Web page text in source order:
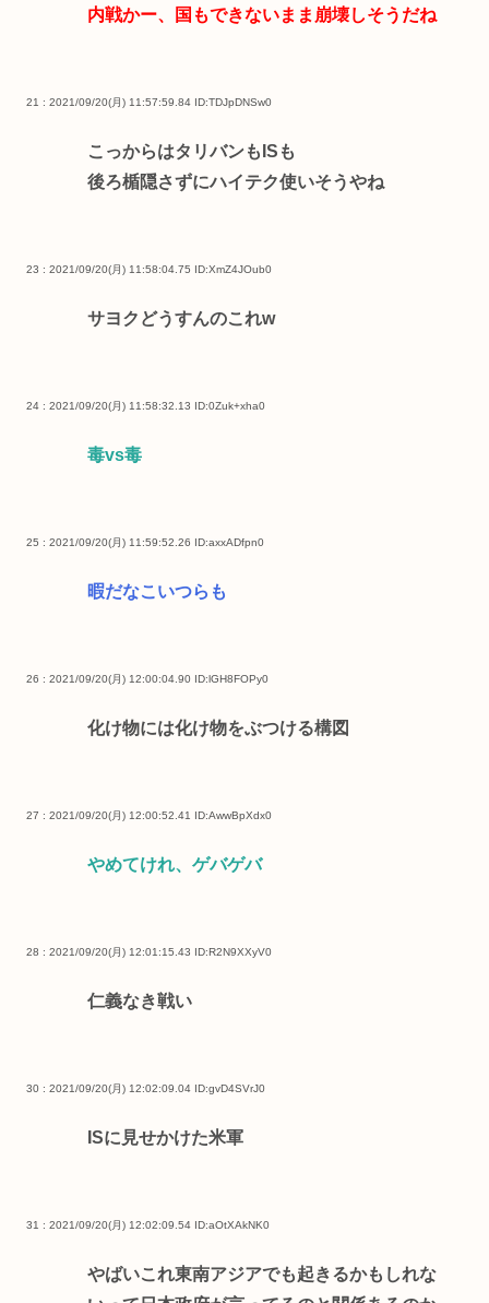
内戦かー、国もできないまま崩壊しそうだね
21 : 2021/09/20(月) 11:57:59.84 ID:TDJpDNSw0
こっからはタリバンもISも
後ろ楯隠さずにハイテク使いそうやね
23 : 2021/09/20(月) 11:58:04.75 ID:XmZ4JOub0
サヨクどうすんのこれw
24 : 2021/09/20(月) 11:58:32.13 ID:0Zuk+xha0
毒vs毒
25 : 2021/09/20(月) 11:59:52.26 ID:axxADfpn0
暇だなこいつらも
26 : 2021/09/20(月) 12:00:04.90 ID:lGH8FOPy0
化け物には化け物をぶつける構図
27 : 2021/09/20(月) 12:00:52.41 ID:AwwBpXdx0
やめてけれ、ゲバゲバ
28 : 2021/09/20(月) 12:01:15.43 ID:R2N9XXyV0
仁義なき戦い
30 : 2021/09/20(月) 12:02:09.04 ID:gvD4SVrJ0
ISに見せかけた米軍
31 : 2021/09/20(月) 12:02:09.54 ID:aOtXAkNK0
やばいこれ東南アジアでも起きるかもしれな